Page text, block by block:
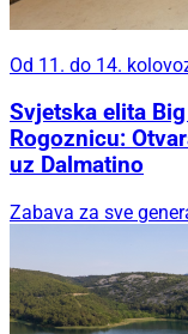
Od 11. do 14.
Svjetska elita
Rogoznicu:
uz Dalmatino
Zabava za sve